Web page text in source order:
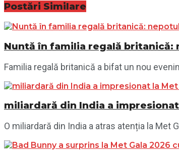
Postări Similare
Nuntă în familia regală britanică:
Familia regală britanică a bifat un nou
miliardară din India a
O miliardară din India a atras atenția la Met